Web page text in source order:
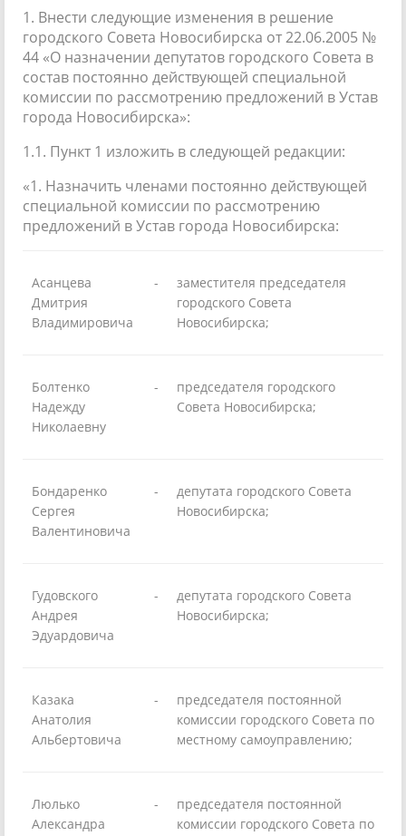
1. Внести следующие изменения в решение
городского Совета Новосибирска от 22.06.2005 №
44 «О назначении депутатов городского Совета в
состав постоянно действующей специальной
комиссии по рассмотрению предложений в Устав
города Новосибирска»:
1.1. Пункт 1 изложить в следующей редакции:
«1. Назначить членами постоянно действующей
специальной комиссии по рассмотрению
предложений в Устав города Новосибирска:
Асанцева
Дмитрия
Владимировича
-
заместителя председателя
городского Совета
Новосибирска;
Болтенко
Надежду
Николаевну
-
председателя городского
Совета Новосибирска;
Бондаренко
Сергея
Валентиновича
-
депутата городского Совета
Новосибирска;
Гудовского
Андрея
Эдуардовича
-
депутата городского Совета
Новосибирска;
Казака
Анатолия
Альбертовича
-
председателя постоянной
комиссии городского Совета по
местному самоуправлению;
Люлько
Александра
-
председателя постоянной
комиссии городского Совета по